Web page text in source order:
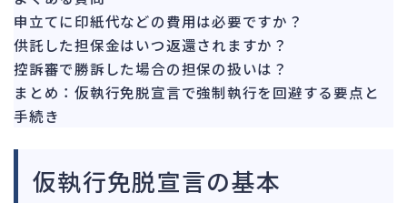
申立てに印紙代などの費用は必要ですか？
供託した担保金はいつ返還されますか？
控訴審で勝訴した場合の担保の扱いは？
まとめ：仮執行免脱宣言で強制執行を回避する要点と
手続き
仮執行免脱宣言の基本